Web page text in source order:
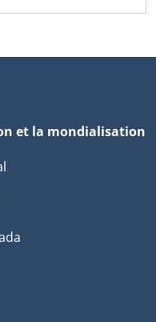
et la mondialisation